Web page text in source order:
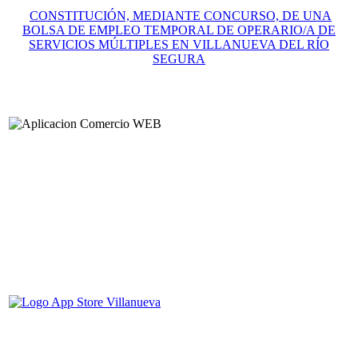
CONSTITUCIÓN, MEDIANTE CONCURSO, DE UNA
BOLSA DE EMPLEO TEMPORAL DE OPERARIO/A DE
SERVICIOS MÚLTIPLES EN VILLANUEVA DEL RÍO
SEGURA